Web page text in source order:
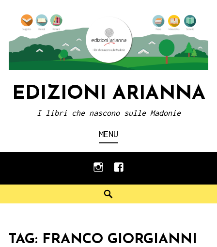
content
EDIZIONI ARIANNA
I libri che nascono sulle Madonie
MENU
instagramfacebook
TAG: FRANCO GIORGIANNI